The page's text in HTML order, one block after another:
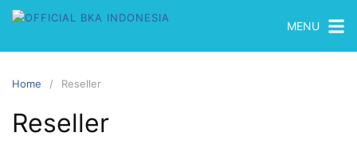
MENU
Home Reseller
Reseller